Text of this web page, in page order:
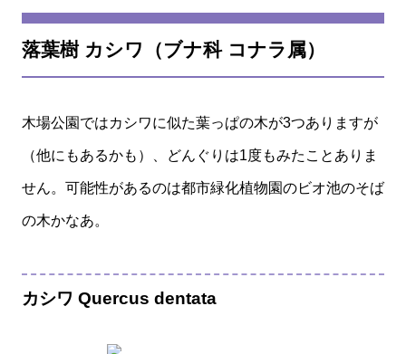
落葉樹 カシワ（ブナ科 コナラ属）
木場公園ではカシワに似た葉っぱの木が3つありますが
（他にもあるかも）、どんぐりは1度もみたことありま
せん。可能性があるのは都市緑化植物園のビオ池のそば
の木かなあ。
カシワ Quercus dentata